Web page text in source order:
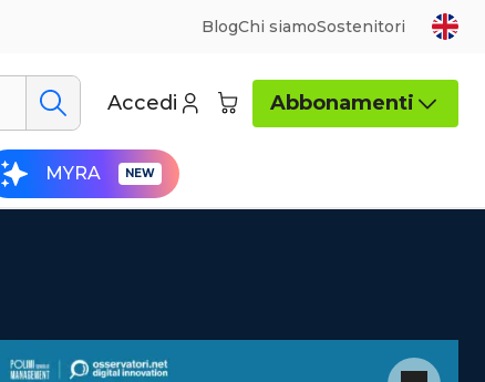
BlogChi siamoSostenitori
Accedi Abbonamenti
MYRA